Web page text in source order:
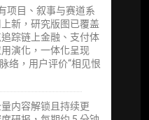
项目、叙事与赛道系
新，研究版图已覆盖
踪链上金融、支付体
演化，一体化呈现
络，用户评价“相见恨
内容解锁且持续更
研报基础上，进一步
视角附录、结构化数
库，将研报内容沉淀
续追踪的机构级研究